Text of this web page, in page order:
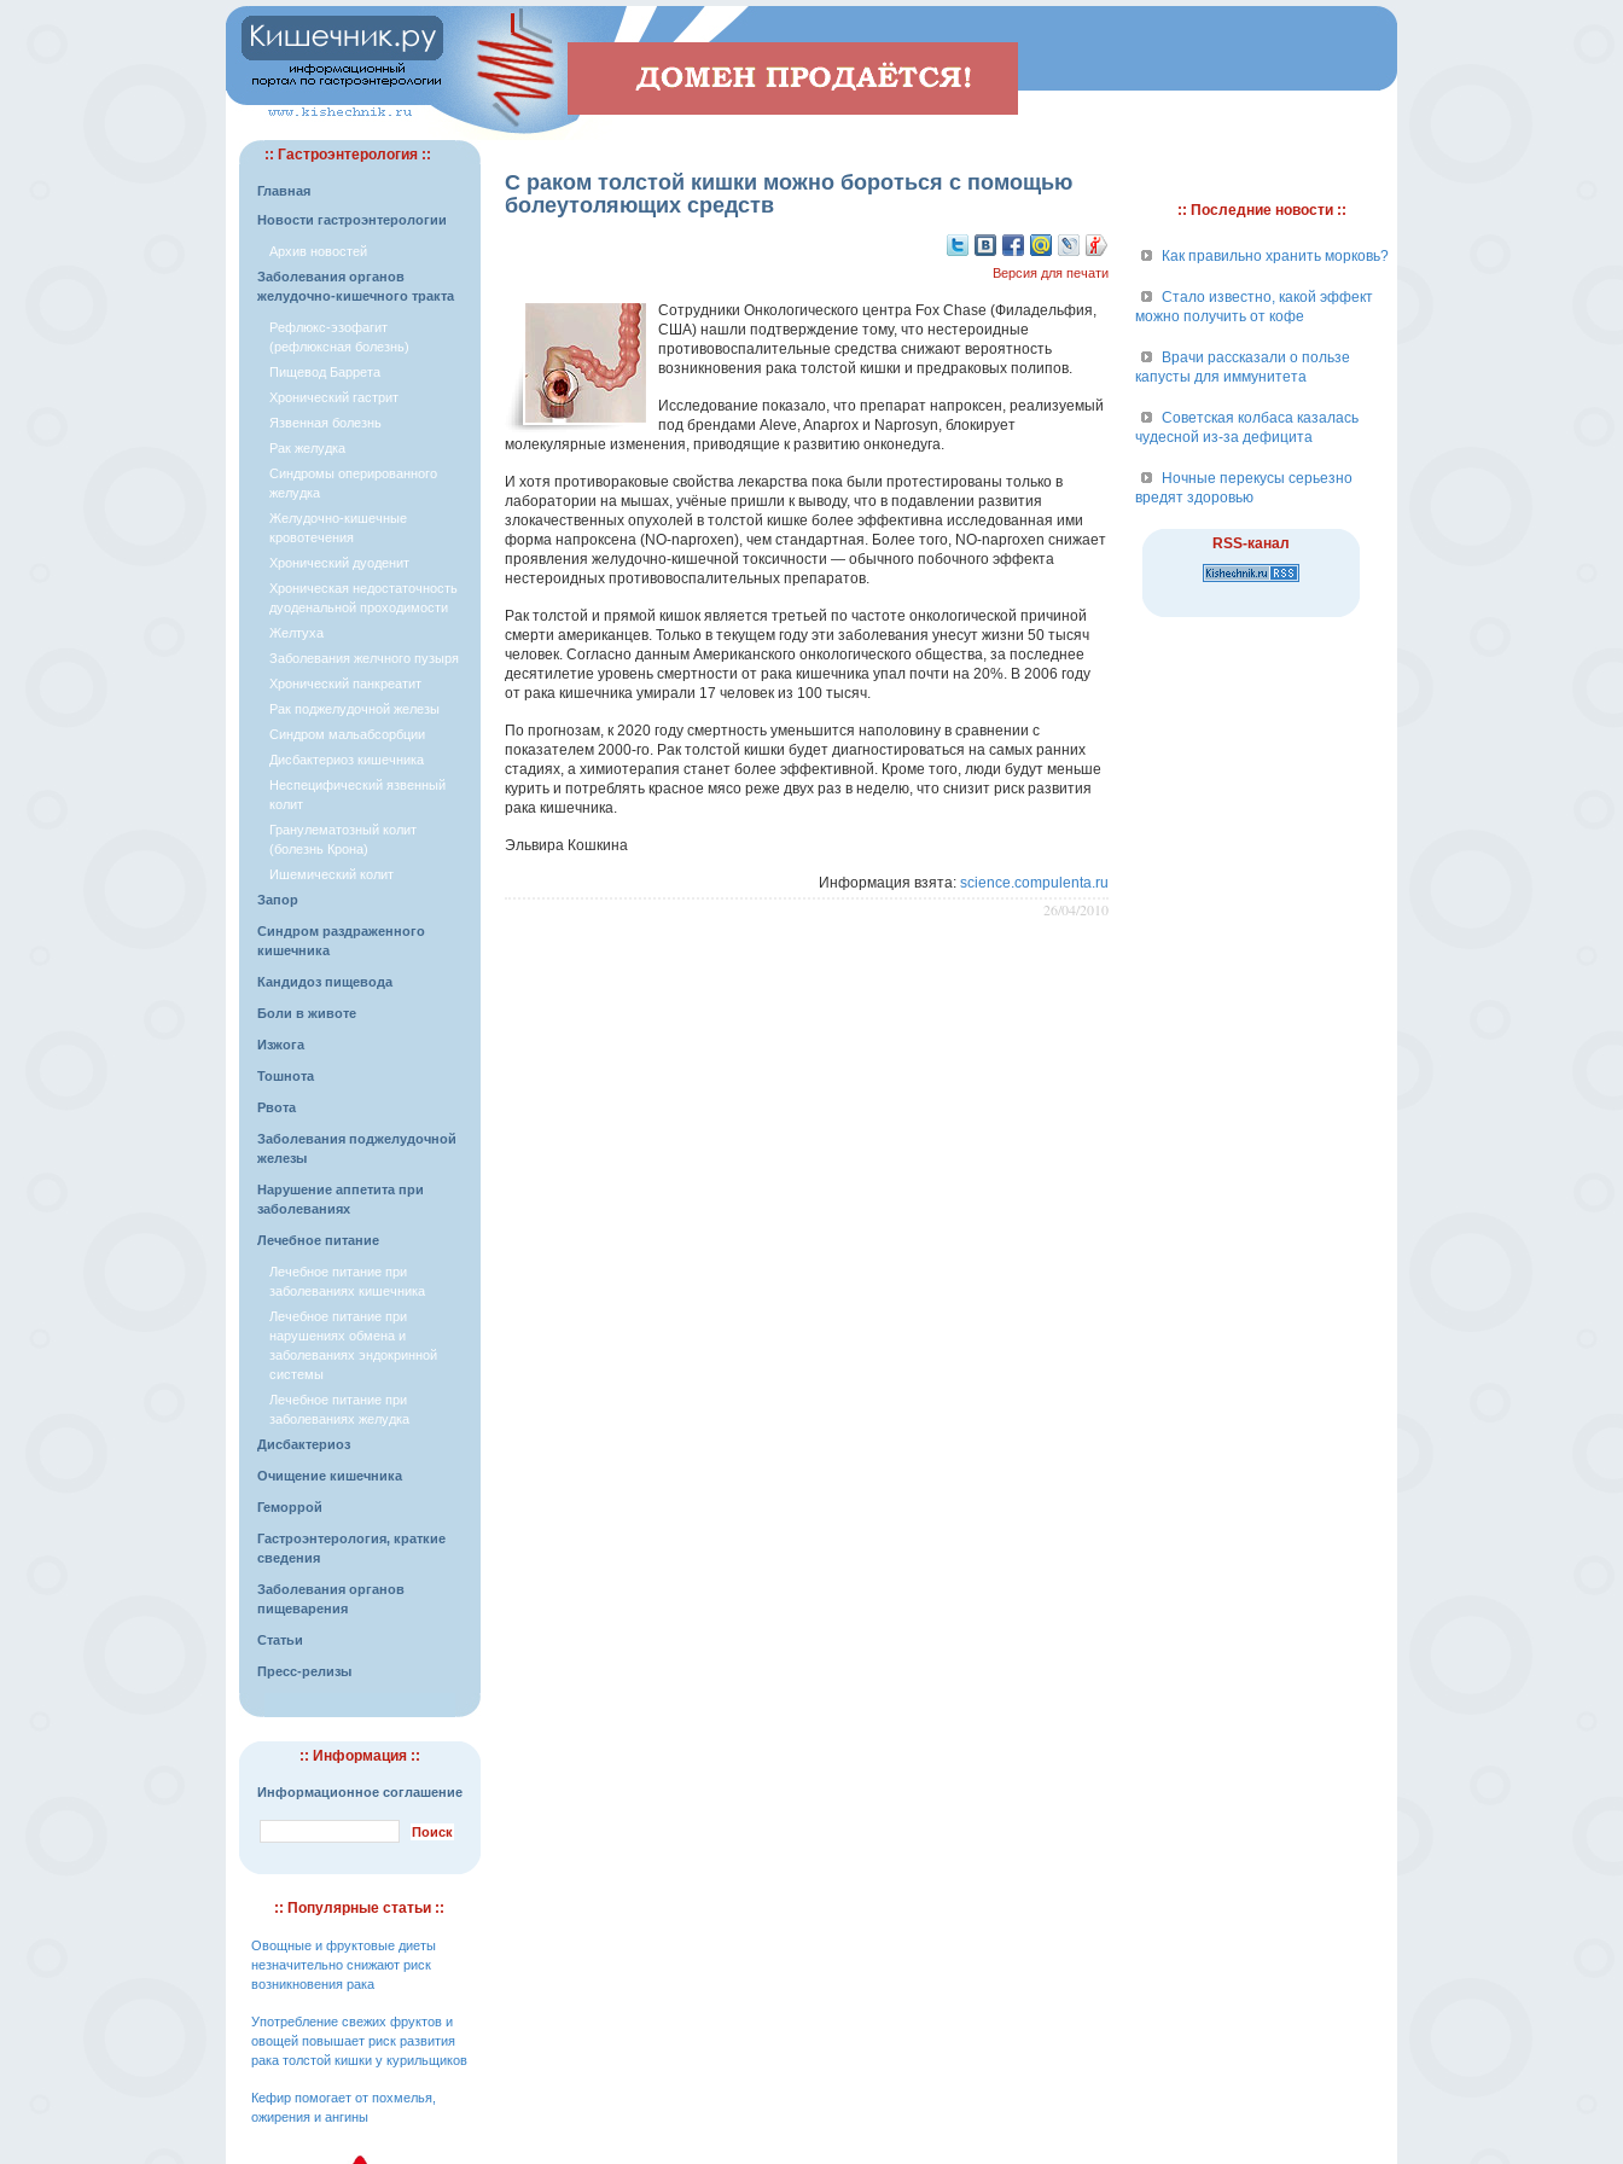
:: Гастроэнтерология ::
Главная
Новости гастроэнтерологии
Архив новостей
Заболевания органов
желудочно-кишечного тракта
Рефлюкс-эзофагит
(рефлюксная болезнь)
Пищевод Баррета
Хронический гастрит
Язвенная болезнь
Рак желудка
Синдромы оперированного
желудка
Желудочно-кишечные
кровотечения
Хронический дуоденит
Хроническая недостаточность
дуоденальной проходимости
Желтуха
Заболевания желчного пузыря
Хронический панкреатит
Рак поджелудочной железы
Синдром мальабсорбции
Дисбактериоз кишечника
Неспецифический язвенный
колит
Гранулематозный колит
(болезнь Крона)
Ишемический колит
Запор
Синдром раздраженного
кишечника
Кандидоз пищевода
Боли в животе
Изжога
Тошнота
Рвота
Заболевания поджелудочной
железы
Нарушение аппетита при
заболеваниях
Лечебное питание
Лечебное питание при
заболеваниях кишечника
Лечебное питание при
нарушениях обмена и
заболеваниях эндокринной
системы
Лечебное питание при
заболеваниях желудка
Дисбактериоз
Очищение кишечника
Геморрой
Гастроэнтерология, краткие
сведения
Заболевания органов
пищеварения
Статьи
Пресс-релизы
:: Информация ::
Информационное соглашение
:: Популярные статьи ::
Овощные и фруктовые диеты
незначительно снижают риск
возникновения рака
Употребление свежих фруктов и
овощей повышает риск развития
рака толстой кишки у курильщиков
Кефир помогает от похмелья,
ожирения и ангины
С раком толстой кишки можно бороться с помощью
болеутоляющих средств
Версия для печати
Сотрудники Онкологического центра Fox Chase (Филадельфия,
США) нашли подтверждение тому, что нестероидные
противовоспалительные средства снижают вероятность
возникновения рака толстой кишки и предраковых полипов.
Исследование показало, что препарат напроксен, реализуемый
под брендами Aleve, Anaprox и Naprosyn, блокирует
молекулярные изменения, приводящие к развитию онконедуга.
И хотя противораковые свойства лекарства пока были протестированы только в
лаборатории на мышах, учёные пришли к выводу, что в подавлении развития
злокачественных опухолей в толстой кишке более эффективна исследованная ими
форма напроксена (NO-naproxen), чем стандартная. Более того, NO-naproxen снижает
проявления желудочно-кишечной токсичности — обычного побочного эффекта
нестероидных противовоспалительных препаратов.
Рак толстой и прямой кишок является третьей по частоте онкологической причиной
смерти американцев. Только в текущем году эти заболевания унесут жизни 50 тысяч
человек. Согласно данным Американского онкологического общества, за последнее
десятилетие уровень смертности от рака кишечника упал почти на 20%. В 2006 году
от рака кишечника умирали 17 человек из 100 тысяч.
По прогнозам, к 2020 году смертность уменьшится наполовину в сравнении с
показателем 2000-го. Рак толстой кишки будет диагностироваться на самых ранних
стадиях, а химиотерапия станет более эффективной. Кроме того, люди будут меньше
курить и потреблять красное мясо реже двух раз в неделю, что снизит риск развития
рака кишечника.
Эльвира Кошкина
Информация взята: science.compulenta.ru
26/04/2010
:: Последние новости ::
Как правильно хранить морковь?
Стало известно, какой эффект
можно получить от кофе
Врачи рассказали о пользе
капусты для иммунитета
Советская колбаса казалась
чудесной из-за дефицита
Ночные перекусы серьезно
вредят здоровью
RSS-канал